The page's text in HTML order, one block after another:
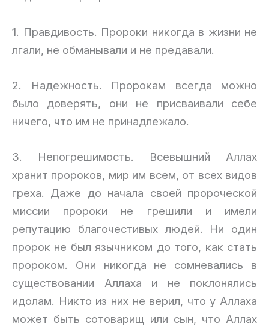
1. Правдивость. Пророки никогда в жизни не
лгали, не обманывали и не предавали.
2. Надежность. Пророкам всегда можно
было доверять, они не присваивали себе
ничего, что им не принадлежало.
3. Непогрешимость. Всевышний Аллах
хранит пророков, мир им всем, от всех видов
греха. Даже до начала своей пророческой
миссии пророки не грешили и имели
репутацию благочестивых людей. Ни один
пророк не был язычником до того, как стать
пророком. Они никогда не сомневались в
существовании Аллаха и не поклонялись
идолам. Никто из них не верил, что у Аллаха
может быть сотоварищ или сын, что Аллах